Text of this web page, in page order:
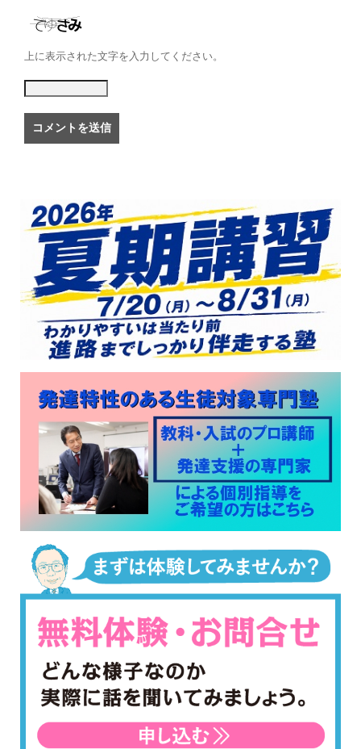
上に表示された文字を入力してください。